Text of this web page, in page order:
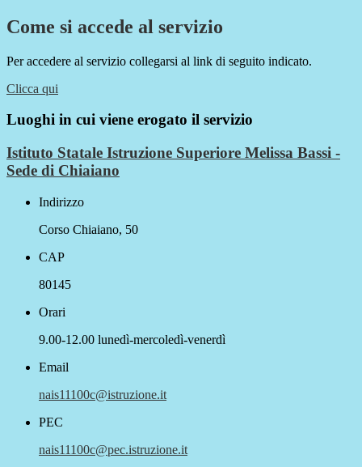
Come si accede al servizio
Per accedere al servizio collegarsi al link di seguito indicato.
Clicca qui
Luoghi in cui viene erogato il servizio
Istituto Statale Istruzione Superiore Melissa Bassi -
Sede di Chiaiano
Indirizzo
Corso Chiaiano, 50
CAP
80145
Orari
9.00-12.00 lunedì-mercoledì-venerdì
Email
nais11100c@istruzione.it
PEC
nais11100c@pec.istruzione.it